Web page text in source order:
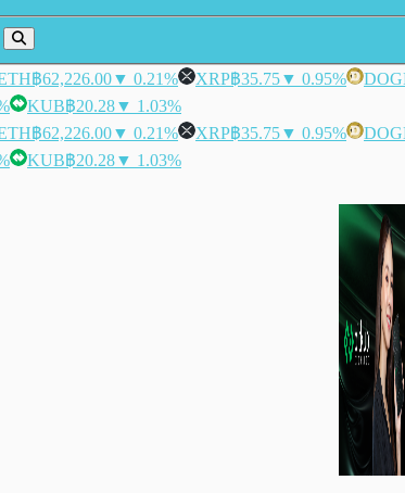
฿62,226.00▼ 0.21% XRP฿35.75▼ 0.95%
KUB฿20.28▼ 1.03%
฿62,226.00▼ 0.21% XRP฿35.75▼ 0.95%
KUB฿20.28▼ 1.03%